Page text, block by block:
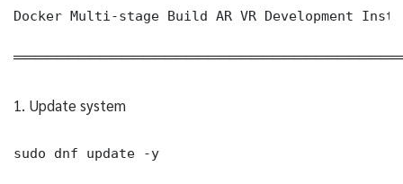
Docker Multi-stage Build AR VR Development
1. Update system
sudo dnf update -y